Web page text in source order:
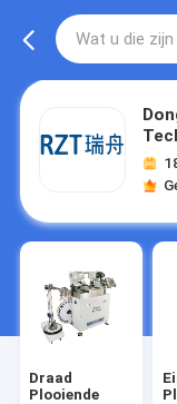
Draad
Plooiende